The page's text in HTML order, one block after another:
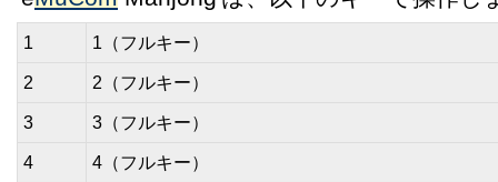
1 1（フルキー）
2 2（フルキー）
3 3（フルキー）
4 4（フルキー）